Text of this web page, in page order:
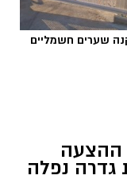
שערים חשמליים
ההצעה
נפלה